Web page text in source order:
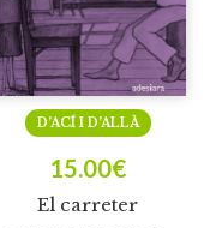
El carreter
D’ACÍ I D’ALLÀ
15.00€